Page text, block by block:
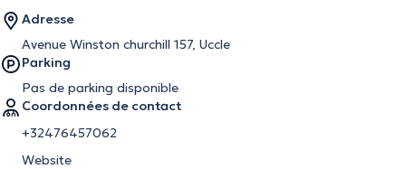
Adresse
Avenue Winston churchill 157, Uccle
Parking
Pas de parking disponible
Coordonnées de contact
+32476457062
Website